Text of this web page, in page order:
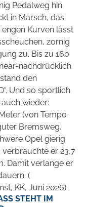
Pedalweg hin
in Marsch, das
Kurven lässt
zornig
zu. Bis zu 160
nachdrücklich
den
Und so sportlich
wieder:
(von Tempo
Bremsweg.
Opel gierig
verbrauchte er 23,7
Damit verlange er
(
KK, Juni 2026)
STEHT IM V